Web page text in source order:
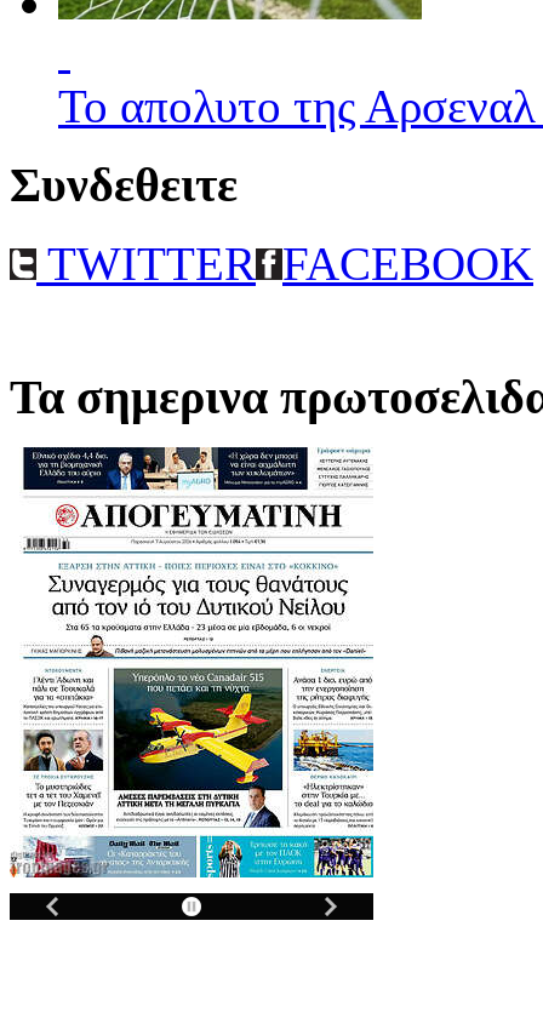
Το απολυτο της
Συνδεθειτε
TWITTER FACEBOOK
Τα σημερινα